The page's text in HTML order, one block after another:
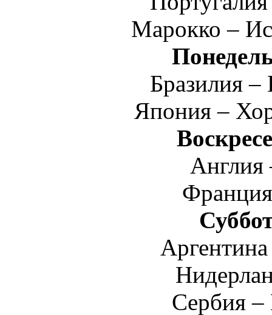
Марокко –
Бразилия
Япония –
Англия
Сербия